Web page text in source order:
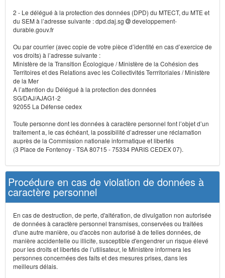
2 - Le délégué à la protection des données (DPD) du MTECT, du MTE et
du SEM à l’adresse suivante : dpd.daj.sg
developpement-
durable.gouv.fr
Ou par courrier (avec copie de votre pièce d’identité en cas d’exercice de
vos droits) à l’adresse suivante :
Ministère de la Transition Écologique / Ministère de la Cohésion des
Territoires et des Relations avec les Collectivités Terrritoriales / Ministère
de la Mer
A l’attention du Délégué à la protection des données
SG/DAJ/AJAG1-2
92055 La Défense cedex
Toute personne dont les données à caractère personnel font l’objet d’un
traitement a, le cas échéant, la possibilité d’adresser une réclamation
auprès de la Commission nationale informatique et libertés
(3 Place de Fontenoy - TSA 80715 - 75334 PARIS CEDEX 07).
Procédure en cas de violation de données à
caractère personnel
En cas de destruction, de perte, d'altération, de divulgation non autorisée
de données à caractère personnel transmises, conservées ou traitées
d'une autre manière, ou d'accès non autorisé à de telles données, de
manière accidentelle ou illicite, susceptible d'engendrer un risque élevé
pour les droits et libertés de l’utilisateur, le Ministère informera les
personnes concernées des faits et des mesures prises, dans les
meilleurs délais.